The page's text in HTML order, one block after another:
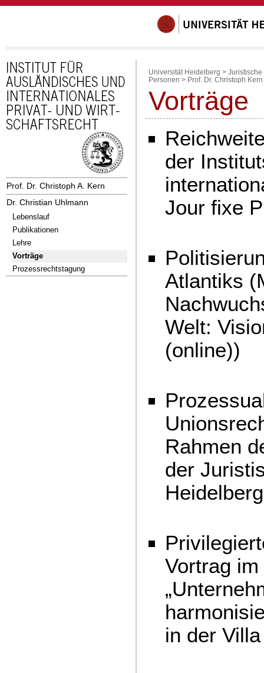
Prof. Dr. Christoph A. Kern
Dr. Christian Uhlmann
Lebenslauf
Publikationen
Lehre
Vorträge
Prozessrechtstagung
Universität Heidelberg > Juristische
Personen > Prof. Dr. Christoph Kern
Vorträge
der
Jour fixe
Atlantiks
Welt:
(online))
Rahmen
der
Vortrag
in der